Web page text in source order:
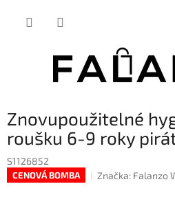
Znovupoužitelné
roušku 6-9 roky
S1126852
CENOVÁ BOMBA Značka: Falanzo